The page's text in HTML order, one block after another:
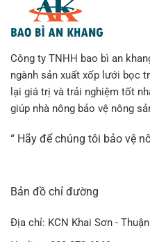
Công ty TNHH bao bì an
ngành sản xuất xốp lưới bọc
lại giá trị và trải nghiệm tốt
giúp nhà nông bảo vệ nông
“ Hãy để chúng tôi bảo vệ
Bản đồ chỉ đường
Địa chỉ: KCN Khai Sơn -